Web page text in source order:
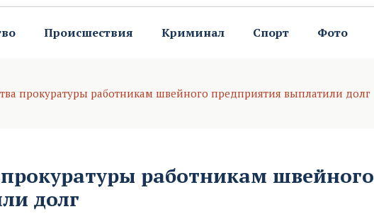
Происшествия Криминал Спорт Фото
прокуратуры работникам швейного предприятия выплатили долг
работникам швейного
долг